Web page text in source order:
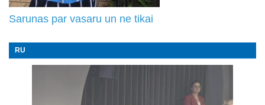
Sarunas par vasaru un ne tikai
RU